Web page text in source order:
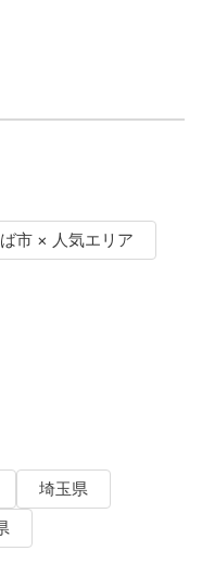
市 × 人気エリア
埼玉県